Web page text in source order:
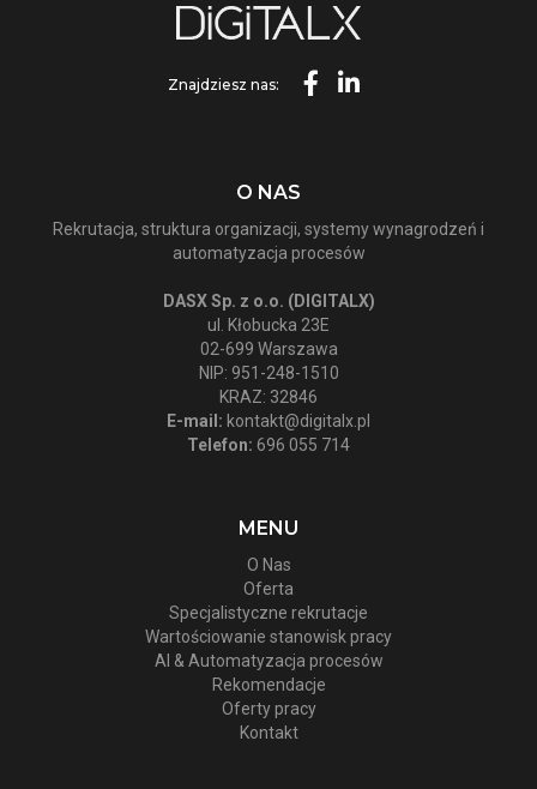
Znajdziesz nas:
O NAS
Rekrutacja, struktura organizacji, systemy wynagrodzeń i
automatyzacja procesów
DASX Sp. z o.o. (DIGITALX)
ul. Kłobucka 23E
02-699 Warszawa
NIP: 951-248-1510
KRAZ: 32846
E-mail: kontakt@digitalx.pl
Telefon: 696 055 714
MENU
O Nas
Oferta
Specjalistyczne rekrutacje
Wartościowanie stanowisk pracy
AI & Automatyzacja procesów
Rekomendacje
Oferty pracy
Kontakt